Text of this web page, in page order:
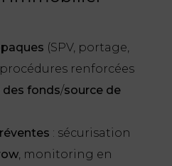
(SPV, portage,
renforcées
des fonds/source de
éventes : sécurisation
, monitoring en